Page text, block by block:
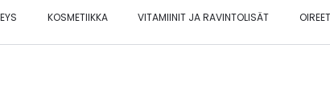
KOSMETIIKKA VITAMIINIT JA RAVINTOLISÄT OIREET